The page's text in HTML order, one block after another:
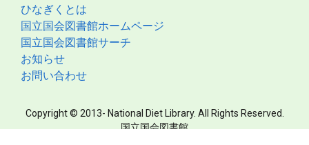
ひなぎくとは
国立国会図書館ホームページ
国立国会図書館サーチ
お知らせ
お問い合わせ
Copyright © 2013- National Diet Library. All Rights Reserved.